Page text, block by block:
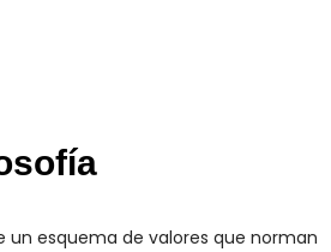
un esquema de valores que norman